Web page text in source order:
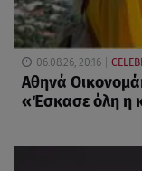
06.08.26, 20:16
Αθηνά
«Έσκασε όλη η